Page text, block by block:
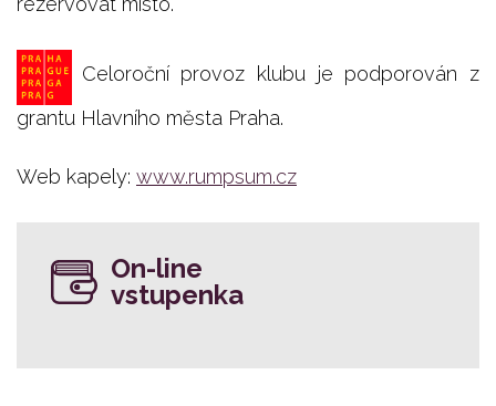
Celoroční provoz klubu je podporován z
grantu Hlavního města Praha.
Web kapely: www.rumpsum.cz
On-line
vstupenka